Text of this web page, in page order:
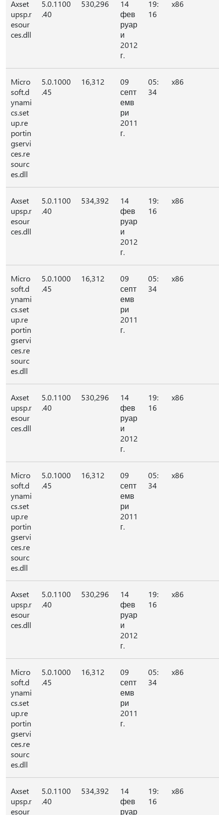
Axset
upsp.r
esour
ces.dll
5.0.1100
.40
530,296
14
фев
руар
и
2012
г.
19:
16
x86
Micro
soft.d
ynami
cs.set
up.re
portin
gservi
ces.re
sourc
es.dll
5.0.1000
.45
16,312
09
септ
емв
ри
2011
г.
05:
34
x86
Axset
upsp.r
esour
ces.dll
5.0.1100
.40
534,392
14
фев
руар
и
2012
г.
19:
16
x86
Micro
soft.d
ynami
cs.set
up.re
portin
gservi
ces.re
sourc
es.dll
5.0.1000
.45
16,312
09
септ
емв
ри
2011
г.
05:
34
x86
Axset
upsp.r
esour
ces.dll
5.0.1100
.40
530,296
14
фев
руар
и
2012
г.
19:
16
x86
Micro
soft.d
ynami
cs.set
up.re
portin
gservi
ces.re
sourc
es.dll
5.0.1000
.45
16,312
09
септ
емв
ри
2011
г.
05:
34
x86
Axset
upsp.r
esour
ces.dll
5.0.1100
.40
530,296
14
фев
руар
и
2012
г.
19:
16
x86
Micro
soft.d
ynami
cs.set
up.re
portin
gservi
ces.re
sourc
es.dll
5.0.1000
.45
16,312
09
септ
емв
ри
2011
г.
05:
34
x86
Axset
upsp.r
esour
5.0.1100
.40
534,392
14
фев
руар
19:
16
x86